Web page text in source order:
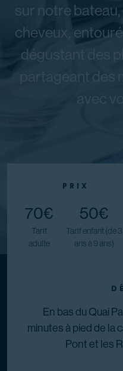
sur notre bateau,
cheveux, entouré
dégustant des
partageant des
avec
PRIX
70€
Tarif
adulte
50€
Tarif enfant (de 3
ans à 9 ans)
En bas du Quai
minutes à pied de la
Pont et les